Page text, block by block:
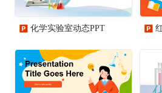
化学实验室动态PPT